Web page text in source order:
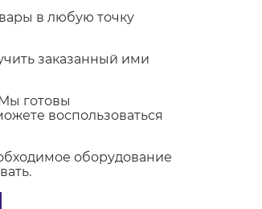
в любую точку
заказанный ими
готовы
воспользоваться
оборудование